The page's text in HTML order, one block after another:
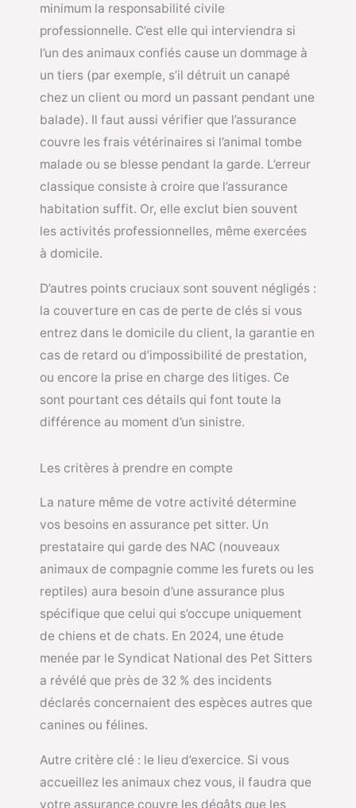
minimum la responsabilité civile
professionnelle. C’est elle qui interviendra si
l’un des animaux confiés cause un dommage à
un tiers (par exemple, s’il détruit un canapé
chez un client ou mord un passant pendant une
balade). Il faut aussi vérifier que l’assurance
couvre les frais vétérinaires si l’animal tombe
malade ou se blesse pendant la garde. L’erreur
classique consiste à croire que l’assurance
habitation suffit. Or, elle exclut bien souvent
les activités professionnelles, même exercées
à domicile.
D’autres points cruciaux sont souvent négligés :
la couverture en cas de perte de clés si vous
entrez dans le domicile du client, la garantie en
cas de retard ou d’impossibilité de prestation,
ou encore la prise en charge des litiges. Ce
sont pourtant ces détails qui font toute la
différence au moment d’un sinistre.
Les critères à prendre en compte
La nature même de votre activité détermine
vos besoins en assurance pet sitter. Un
prestataire qui garde des NAC (nouveaux
animaux de compagnie comme les furets ou les
reptiles) aura besoin d’une assurance plus
spécifique que celui qui s’occupe uniquement
de chiens et de chats. En 2024, une étude
menée par le Syndicat National des Pet Sitters
a révélé que près de 32 % des incidents
déclarés concernaient des espèces autres que
canines ou félines.
Autre critère clé : le lieu d’exercice. Si vous
accueillez les animaux chez vous, il faudra que
votre assurance couvre les dégâts que les